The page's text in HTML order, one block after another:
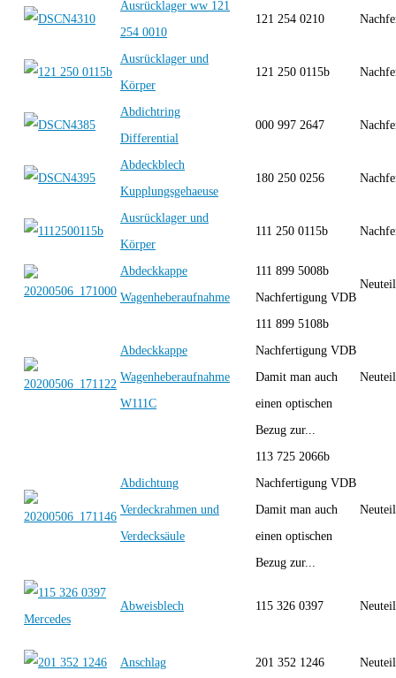
Ausrücklager ww 121
254 0010
121 254 0210
Ausrücklager und
Körper
121 250 0115b
Abdichtring
Differential
000 997 2647
Abdeckblech
Kupplungsgehaeuse
180 250 0256
Ausrücklager und
Körper
111 250 0115b
Abdeckkappe
Wagenheberaufnahme
111 899 5008b
Nachfertigung VDB
Abdeckkappe
Wagenheberaufnahme
W111C
111 899 5108b
Nachfertigung VDB
Damit man auch
einen optischen
Bezug zur...
Abdichtung
Verdeckrahmen und
Verdecksäule
113 725 2066b
Nachfertigung VDB
Damit man auch
einen optischen
Bezug zur...
Abweisblech 115 326 0397
Anschlag 201 352 1246